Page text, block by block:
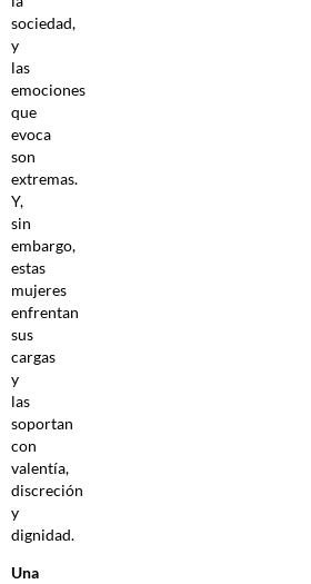
sociedad,
y
las
emociones
que
evoca
son
extremas.
Y,
sin
embargo,
estas
mujeres
enfrentan
sus
cargas
y
las
soportan
con
valentía,
discreción
y
dignidad.
Una